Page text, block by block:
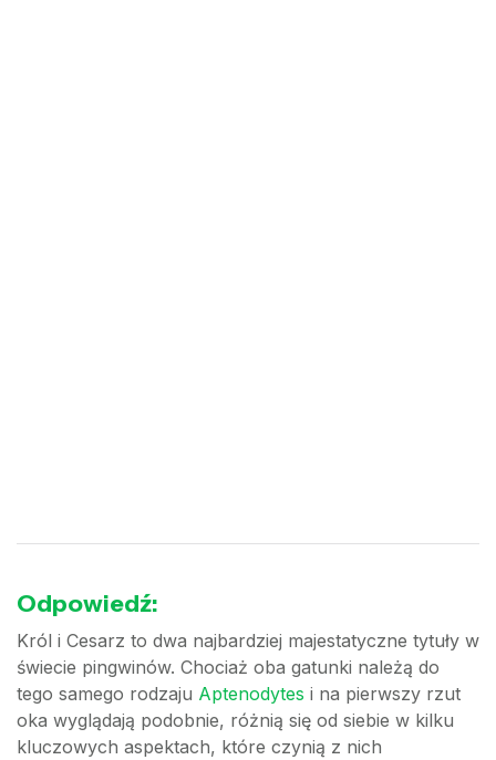
Odpowiedź:
Król i Cesarz to dwa najbardziej majestatyczne tytuły w
świecie pingwinów. Chociaż oba gatunki należą do
tego samego rodzaju Aptenodytes i na pierwszy rzut
oka wyglądają podobnie, różnią się od siebie w kilku
kluczowych aspektach, które czynią z nich